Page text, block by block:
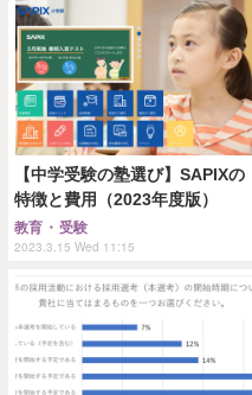
【中学受験の塾選び】SAPIXの
特徴と費用（2023年度版）
教育・受験
2023.3.15 Wed 11:15